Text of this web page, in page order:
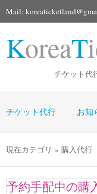
Mail:
KoreaT
チケット代
チケット代行 お知
現在カテゴリ » 購入代行
予約手配中の購